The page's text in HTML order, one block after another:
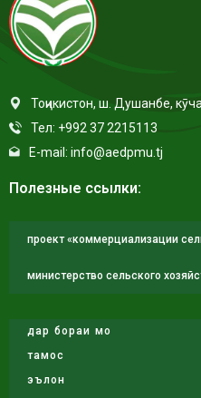
Тоҷикистон, ш. Душанбе,
Тел: +992 37 2215113
E-mail: info@aedpmu.tj
Полезные ссылки:
проект «коммерциализации
министерство сельского
дар бораи мо
тамос
эълон